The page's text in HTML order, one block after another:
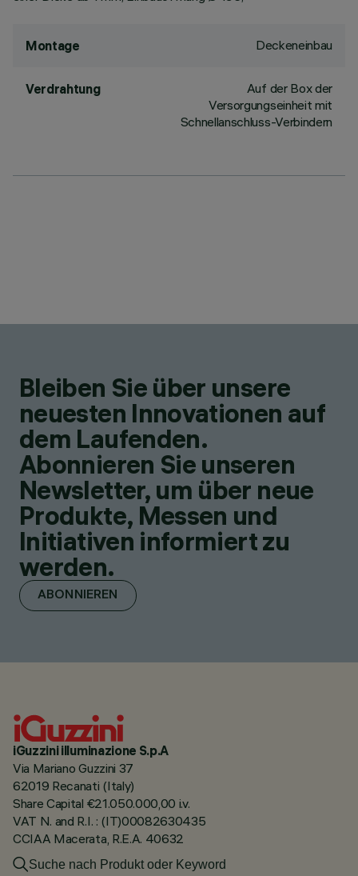
Montage Deckeneinbau
Verdrahtung
Auf der Box der
Versorgungseinheit mit
Schnellanschluss-Verbindern
Bleiben Sie über unsere
neuesten Innovationen auf
dem Laufenden.
Abonnieren Sie unseren
Newsletter, um über neue
Produkte, Messen und
Initiativen informiert zu
werden.
ABONNIEREN
iGuzzini illuminazione S.p.A
Via Mariano Guzzini 37
62019 Recanati (Italy)
Share Capital €21.050.000,00 i.v.
VAT N. and R.I. : (IT)00082630435
CCIAA Macerata, R.E.A. 40632